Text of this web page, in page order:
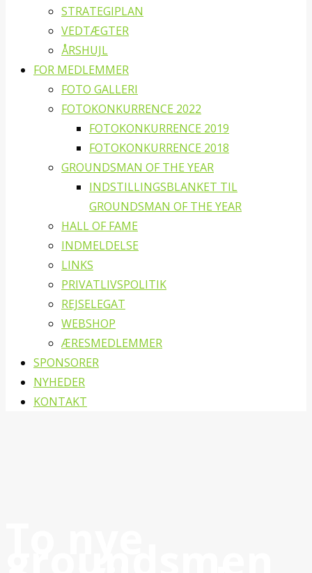
STRATEGIPLAN
VEDTÆGTER
ÅRSHUJL
FOR MEDLEMMER
FOTO GALLERI
FOTOKONKURRENCE 2022
FOTOKONKURRENCE 2019
FOTOKONKURRENCE 2018
GROUNDSMAN OF THE YEAR
INDSTILLINGSBLANKET TIL
GROUNDSMAN OF THE YEAR
HALL OF FAME
INDMELDELSE
LINKS
PRIVATLIVSPOLITIK
REJSELEGAT
WEBSHOP
ÆRESMEDLEMMER
SPONSORER
NYHEDER
KONTAKT